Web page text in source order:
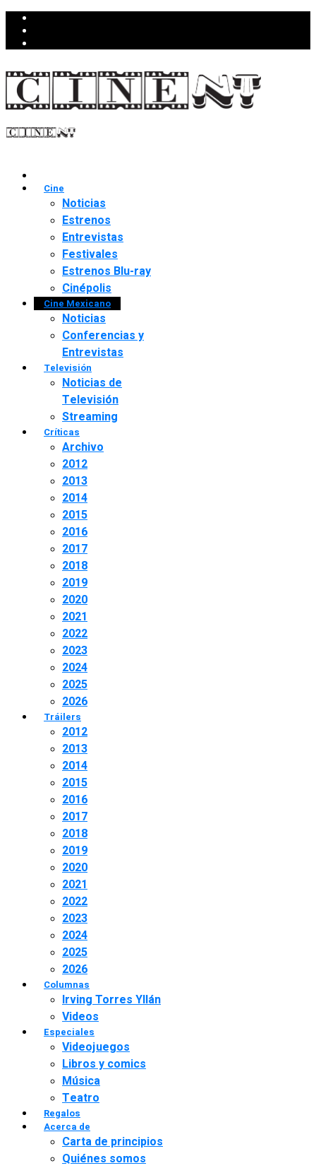
Cine
Noticias
Estrenos
Entrevistas
Festivales
Estrenos Blu-ray
Cinépolis
Cine Mexicano
Noticias
Conferencias y
Entrevistas
Televisión
Noticias de
Televisión
Streaming
Críticas
Archivo
2012
2013
2014
2015
2016
2017
2018
2019
2020
2021
2022
2023
2024
2025
2026
Tráilers
2012
2013
2014
2015
2016
2017
2018
2019
2020
2021
2022
2023
2024
2025
2026
Columnas
Irving Torres Yllán
Videos
Especiales
Videojuegos
Libros y comics
Música
Teatro
Regalos
Acerca de
Carta de principios
Quiénes somos